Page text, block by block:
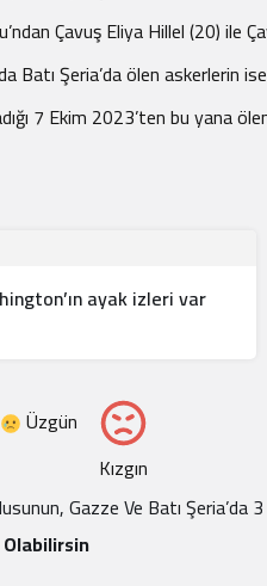
Çavuş Eliya Hillel (20) ile
Şeria’da ölen askerlerin
7 Ekim 2023’ten bu
ayak izleri var
Üzgün
Kızgın
Gazze Ve Batı Şeria’da